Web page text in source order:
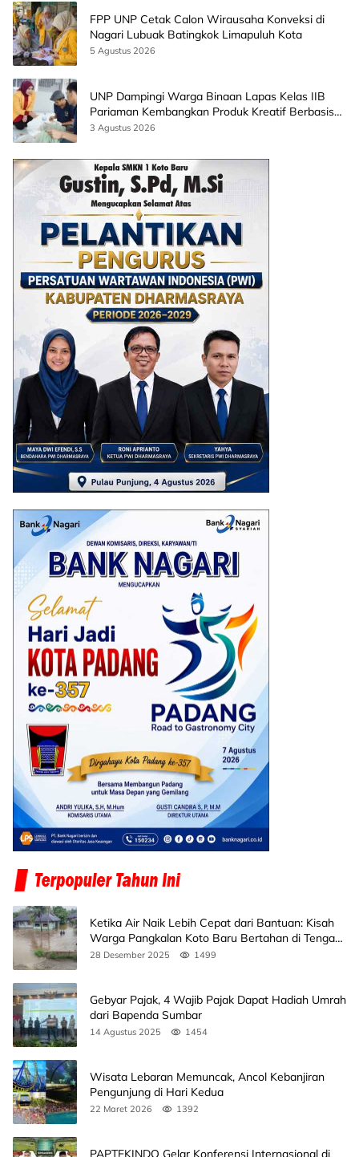
FPP UNP Cetak Calon Wirausaha Konveksi di
Nagari Lubuak Batingkok Limapuluh Kota
5 Agustus 2026
UNP Dampingi Warga Binaan Lapas Kelas IIB
Pariaman Kembangkan Produk Kreatif Berbasis
AI
3 Agustus 2026
Ketika Air Naik Lebih Cepat dari Bantuan: Kisah
Warga Pangkalan Koto Baru Bertahan di Tengah
Banjir
28 Desember 2025 1499
Gebyar Pajak, 4 Wajib Pajak Dapat Hadiah Umrah
dari Bapenda Sumbar
14 Agustus 2025 1454
Wisata Lebaran Memuncak, Ancol Kebanjiran
Pengunjung di Hari Kedua
22 Maret 2026 1392
PAPTEKINDO Gelar Konferensi Internasional di